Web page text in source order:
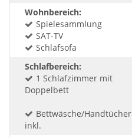
Wohnbereich:
Spielesammlung
SAT-TV
Schlafsofa
Schlafbereich:
1 Schlafzimmer mit
Doppelbett
Bettwäsche/Handtücher
inkl.